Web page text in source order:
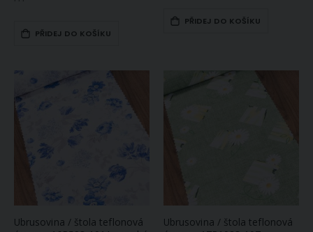
PŘIDEJ DO KOŠÍKU
PŘIDEJ DO KOŠÍKU
Ubrusovina / štola teflonová
Ubrusovina / štola teflonová